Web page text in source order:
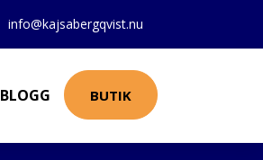
info@kajsabergqvist.nu
BLOGG BUTIK